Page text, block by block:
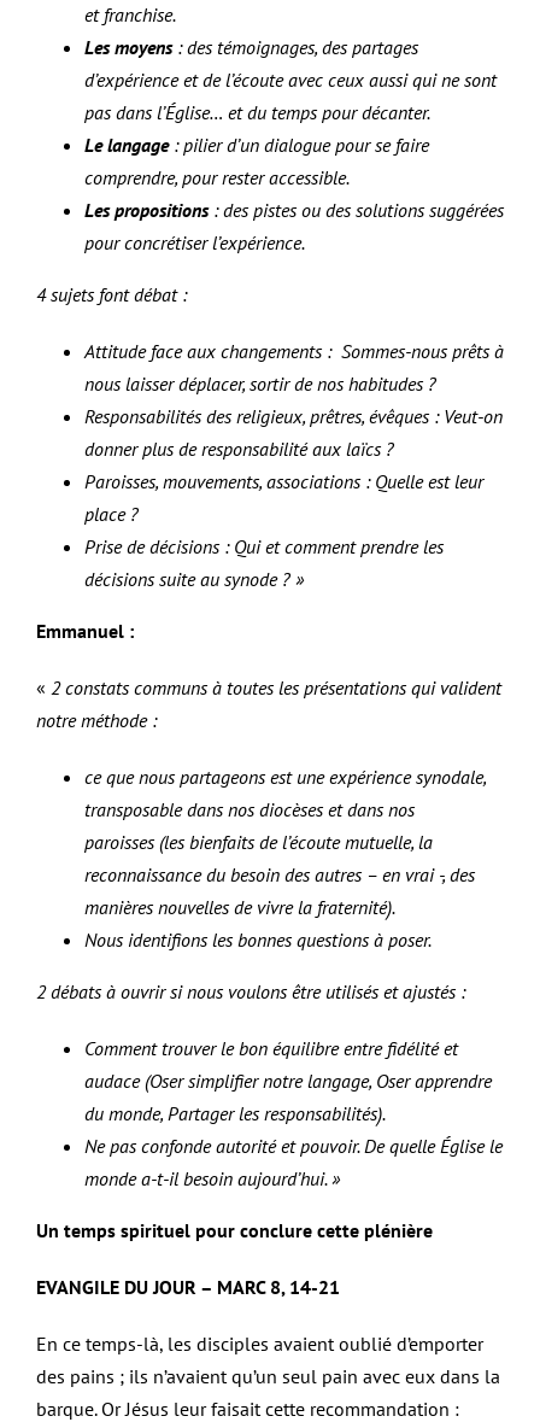
et franchise.
Les moyens: des témoignages, des partages
d’expérience et de l’écoute avec ceux aussi qui ne sont
pas dans l’Église… et du temps pour décanter.
Le langage: pilier d’un dialogue pour se faire
comprendre, pour rester accessible.
Les propositions: des pistes ou des solutions suggérées
pour concrétiser l’expérience.
4 sujets font débat :
Attitude face aux changements : Sommes-nous prêts à
nous laisser déplacer, sortir de nos habitudes ?
Responsabilités des religieux, prêtres, évêques : Veut-on
donner plus de responsabilité aux laïcs ?
Paroisses, mouvements, associations : Quelle est leur
place ?
Prise de décisions : Qui et comment prendre les
décisions suite au synode ? »
Emmanuel :
« 2 constats communs à toutes les présentations qui valident
notre méthode :
ce que nous partageons est une expérience synodale,
transposable dans nos diocèses et dans nos
paroisses (les bienfaits de l’écoute mutuelle, la
reconnaissance du besoin des autres – en vrai -, des
manières nouvelles de vivre la fraternité).
Nous identifions les bonnes questions à poser.
2 débats à ouvrir si nous voulons être utilisés et ajustés :
Comment trouver le bon équilibre entre fidélité et
audace (Oser simplifier notre langage, Oser apprendre
du monde, Partager les responsabilités).
Ne pas confonde autorité et pouvoir. De quelle Église le
monde a-t-il besoin aujourd’hui. »
Un temps spirituel pour conclure cette plénière
EVANGILE DU JOUR – MARC 8, 14-21
En ce temps-là, les disciples avaient oublié d’emporter
des pains ; ils n’avaient qu’un seul pain avec eux dans la
barque. Or Jésus leur faisait cette recommandation :